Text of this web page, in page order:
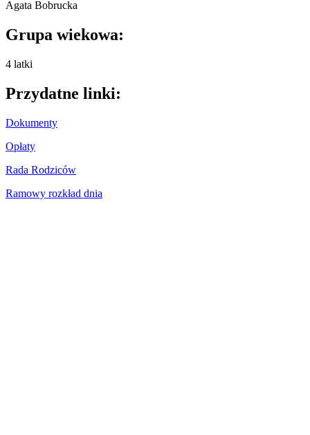
Agata Bobrucka
Grupa wiekowa:
4 latki
Przydatne linki:
Dokumenty
Opłaty
Rada Rodziców
Ramowy rozkład dnia